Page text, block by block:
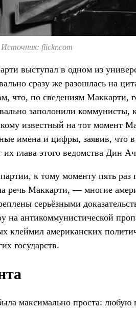
Источник: flickr.com
выступал в одном из
сразу же разошлась на
что, по сведениям Маккарти,
заполонили коммунисты,
известный на тот момент
имена и цифры, заявив, что в
глава этого ведомства Дин
к тому моменту пять
речь Маккарти, — многие
серьёзными
на антикоммунистической
клеймил американских
государств.
максимально проста: любую